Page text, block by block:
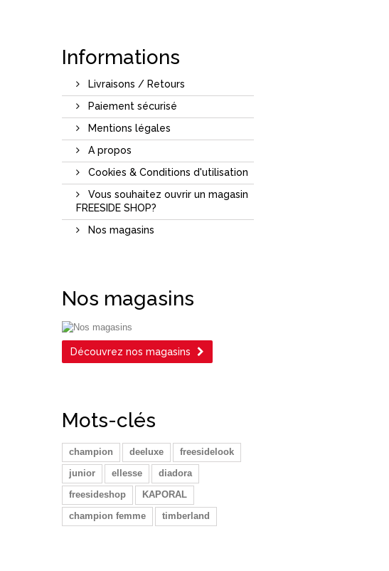
Informations
Livraisons / Retours
Paiement sécurisé
Mentions légales
A propos
Cookies & Conditions d'utilisation
Vous souhaitez ouvrir un magasin
FREESIDE SHOP?
Nos magasins
Nos magasins
Découvrez nos magasins
Mots-clés
champion deeluxe
freesidelook
junior
ellesse
diadora
freesideshop
KAPORAL
champion femme
timberland